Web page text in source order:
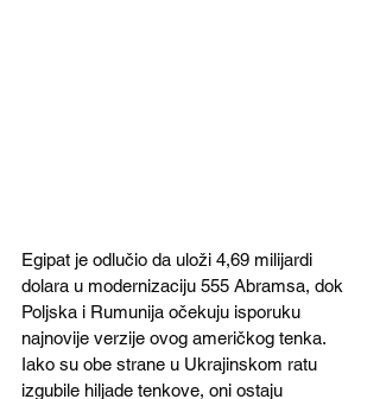
Egipat je odlučio da uloži 4,69 milijardi
dolara u modernizaciju 555 Abramsa, dok
Poljska i Rumunija očekuju isporuku
najnovije verzije ovog američkog tenka.
Iako su obe strane u Ukrajinskom ratu
izgubile hiljade tenkove, oni ostaju